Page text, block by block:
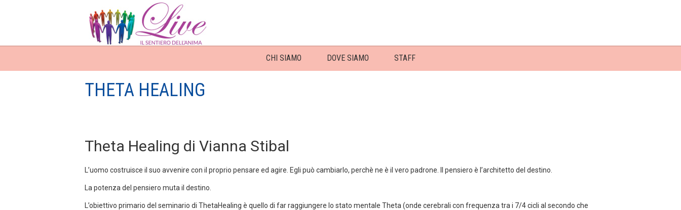
CHI SIAMO DOVE SIAMO STAFF
THETA HEALING
Theta Healing di Vianna Stibal
L’uomo costruisce il suo avvenire con il proprio pensare ed agire. Egli può cambiarlo, perchè ne è il vero padrone. Il pensiero è l’architetto del destino.
La potenza del pensiero muta il destino.
L’obiettivo primario del seminario di ThetaHealing è quello di far raggiungere lo stato mentale Theta (onde cerebrali con frequenza tra i 7/4 cicli al secondo che